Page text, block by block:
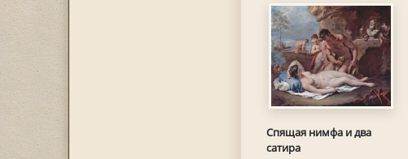
Спящая нимфа и два
сатира